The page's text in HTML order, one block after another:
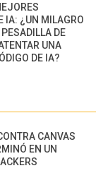
IA: ¿UN MILAGRO
DE
UNA
DE IA?
CANVAS
EN UN